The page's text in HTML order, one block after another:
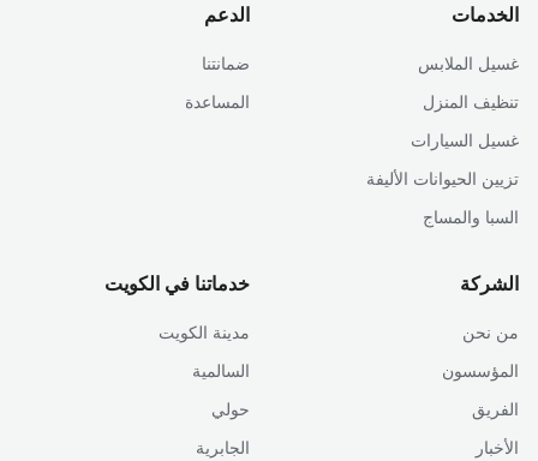
الخدمات
غسيل الملابس
تنظيف المنزل
غسيل السيارات
تزيين الحيوانات الأليفة
السبا والمساج
الدعم
ضمانتنا
المساعدة
الشركة
من نحن
المؤسسون
الفريق
الأخبار
خدماتنا في الكويت
مدينة الكويت
السالمية
حولي
الجابرية